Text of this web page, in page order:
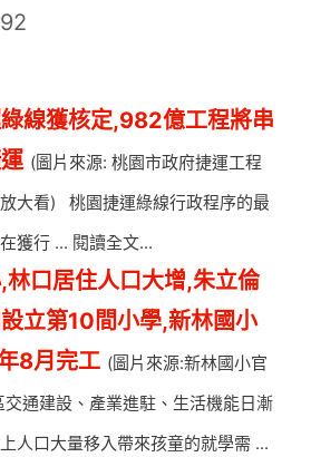
線獲核定,982億工程將串
(圖片來源: 桃園市政府捷運工程
大看) 桃園捷運綠線行政程序的最
獲行 ... 閱讀全文...
林口居住人口大增,朱立倫
立第10間小學,新林國小
8月完工 (圖片來源:新林國小官
交通建設、產業進駐、生活機能日漸
人口大量移入帶來孩童的就學需 ...